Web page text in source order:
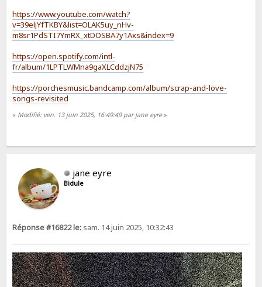
https://www.youtube.com/watch?
v=39eljYfTKBY&list=OLAK5uy_nHv-
m8sr1PdSTI7YmRX_xtDOSBA7y1Axs&index=9
https://open.spotify.com/intl-
fr/album/1LPTLWMna9gaXLCddzjN75
https://porchesmusic.bandcamp.com/album/scrap-and-love-
songs-revisited
« Modifié: ven. 13 juin 2025, 16:49:49 par jane eyre»
jane eyre
Bidule
Réponse #16822 le: sam. 14 juin 2025, 10:32:43